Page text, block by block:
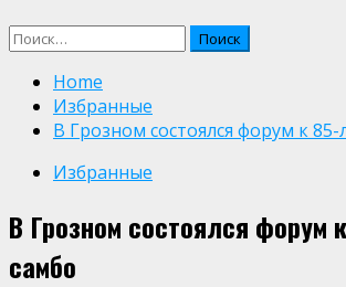
Найти:
Home
Избранные
В Грозном состоялся форум к
Избранные
В Грозном состоялся форум
самбо